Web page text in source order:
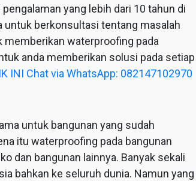
yang lebih dari 10 tahun di
untuk berkonsultasi tentang masalah
memberikan waterproofing pada
anda memberikan solusi pada setiap
INI Chat via WhatsApp: 082147102970
untuk bangunan yang sudah
itu waterproofing pada bangunan
dan bangunan lainnya. Banyak sekali
bahkan ke seluruh dunia. Namun yang